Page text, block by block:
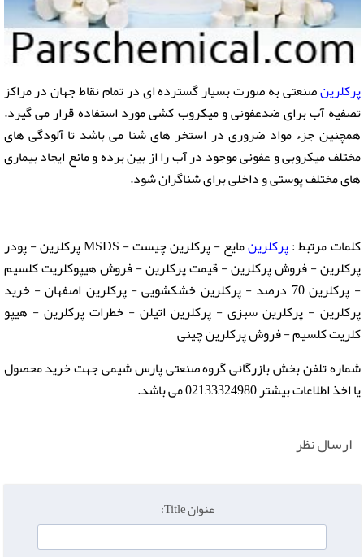
پرکلرینصنعتی به صورت بسیار گسترده ای در تمام نقاط جهان در مراکز
تصفیه آب برای ضدعفونی و میکروب کشی مورد استفاده قرار می گیرد.
همچنین جزء مواد ضروری در استخر های شنا می باشد تا آلودگی های
مختلف میکروبی و عفونی موجود در آب را از بین برده و مانع ایجاد بیماری
های مختلف پوستی و داخلی برای شناگران شود.
کلمات مرتبط :پرکلرین
مایع - پرکلرین چیست - MSDS پرکلرین - پودر
پرکلرین - فروش پرکلرین - قیمت پرکلرین - فروش هيپوكلريت كلسيم
- پرکلرین 70 درصد - پرکلرین خشکشویی - پرکلرین اصفهان - خرید
پرکلرین - پرکلرین سبزی - پرکلرین اتیلن - خطرات پرکلرین - هيپو
كلريت كلسيم - فروش پرکلرین چینی
شماره تلفن بخش بازرگانی گروه صنعتی پارس شیمی جهت خرید محصول
یا اخذ اطلاعات بیشتر 02133324980 می باشد.
ارسال نظر
عنوان Title: